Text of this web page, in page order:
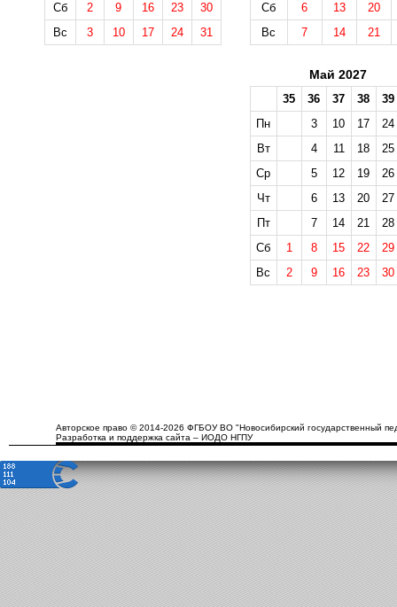
Сб
2 9 16 23
30
Вс
3 10 17 24 31
Сб
6 13
20
Вс
7 14 21
Май 2027
35 36 37 38
39
Пн
3 10 17
24
Вт
4 11 18
25
Ср
5 12 19
26
Чт
6 13 20
27
Пт
7 14 21
28
Сб
1 8 15 22
29
Вс
2 9 16 23 30
Авторское право © 2014-2026 ФГБОУ ВО "Новосибирский государственный
Разработка и поддержка сайта – ИОДО НГПУ